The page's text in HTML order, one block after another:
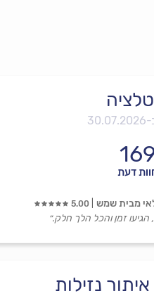
30.07.2026
דעת
מבית שמש 5.00
הגיעו זמן והכל הלך חלק.״
נזילות